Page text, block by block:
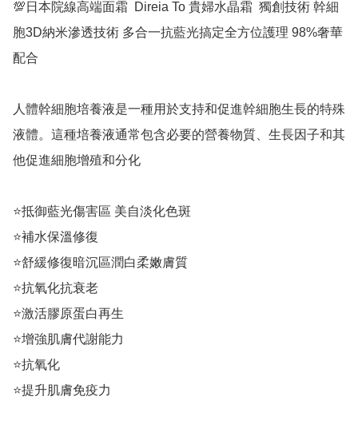
💯日本院線高端面霜  Direia To 貴婦水晶霜  獨創技術 幹細
胞3D納米滲透技術 多合一抗藍光搞定全方位護理 98%奢華
配合
人體幹細胞培養液是一種用於支持和促進幹細胞生長的特殊
液體。這種培養液通常包含必要的營養物質、生長因子和其
他促進細胞增殖和分化
⭐️抵御藍光傷害區 美自淡化色斑
⭐️補水保溫修復
⭐️舒緩修復暗沉區潤白柔嫩膚質
⭐️抗氧化抗衰老
⭐️激活膠原蛋白再生
⭐️增強肌膚代謝能力
⭐️抗氧化
⭐️提升肌膚免疫力